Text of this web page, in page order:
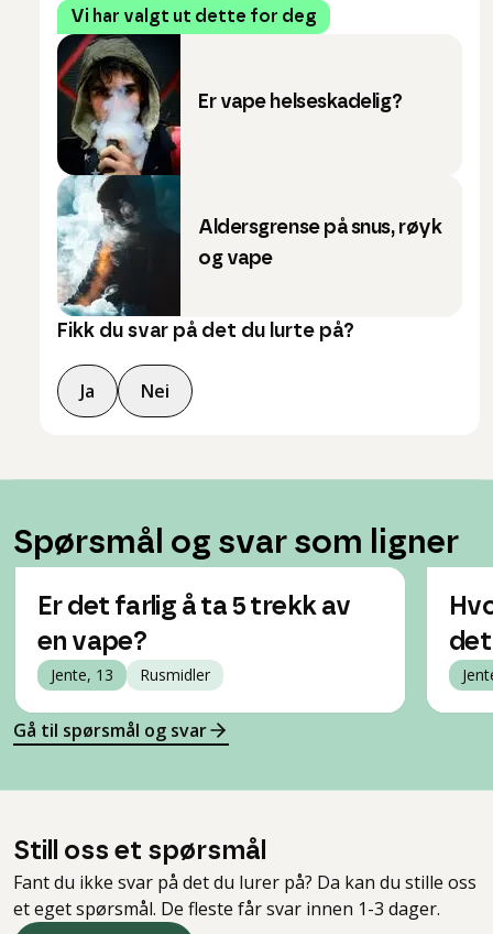
Vi har valgt ut dette for deg
Er vape helseskadelig?
Aldersgrense på snus, røyk
og vape
Fikk du svar på det du lurte på?
Ja Nei
Spørsmål og svar som ligner
Er det farlig å ta 5 trekk av
en vape?
Jente, 13 Rusmidler
det
Gå til spørsmål og svar
Still oss et spørsmål
Fant du ikke svar på det du lurer på? Da kan du stille oss
et eget spørsmål. De fleste får svar innen 1-3 dager.